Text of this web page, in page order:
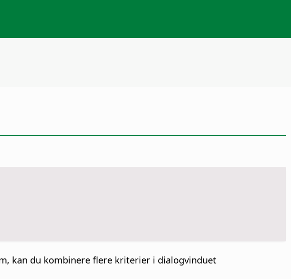
kan du kombinere flere kriterier i dialogvinduet